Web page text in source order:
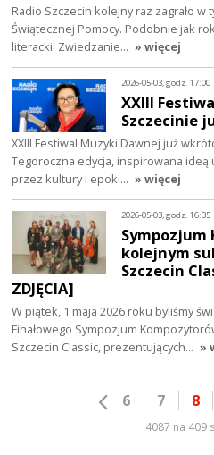
Radio Szczecin kolejny raz zagrało
Świątecznej Pomocy. Podobnie jak
literacki. Zwiedzanie… » więcej
2026-05-03, godz. 17:00
XXIII
Szczecinie
XXIII Festiwal Muzyki Dawnej już
Tegoroczna edycja, inspirowana
przez kultury i epoki… » więcej
2026-05-03, godz. 16:35
Sympozjum
kolejnym
Szczecin
ZDJĘCIA]
W piątek, 1 maja 2026 roku byliśmy
Finałowego Sympozjum
Szczecin Classic, prezentujących… »
6 7 8
4087 na 409